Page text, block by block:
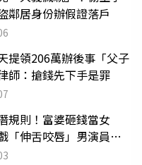
居身份辦假證落戶
提領206萬辦後事「父子
：搶錢先下手是罪
規則！富婆砸錢當女
伸舌咬唇」男演員崩